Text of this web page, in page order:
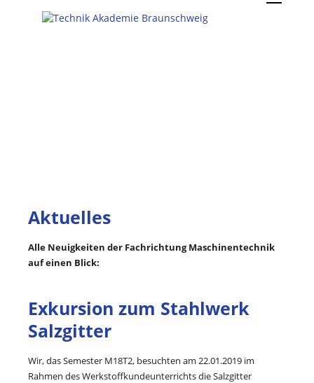
Aktuelles
Alle Neuigkeiten der Fachrichtung Maschinentechnik
auf einen Blick:
Exkursion zum Stahlwerk
Salzgitter
Wir, das Semester M18T2, besuchten am 22.01.2019 im
Rahmen des Werkstoffkundeunterrichts die Salzgitter